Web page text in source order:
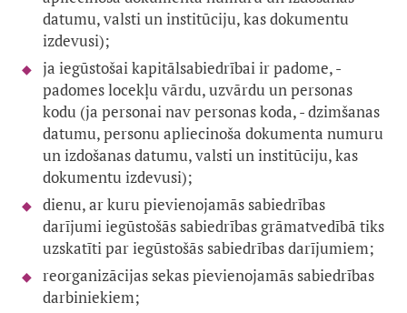
datumu, valsti un institūciju, kas dokumentu
izdevusi);
ja iegūstošai kapitālsabiedrībai ir padome, -
padomes locekļu vārdu, uzvārdu un personas
kodu (ja personai nav personas koda, - dzimšanas
datumu, personu apliecinoša dokumenta numuru
un izdošanas datumu, valsti un institūciju, kas
dokumentu izdevusi);
dienu, ar kuru pievienojamās sabiedrības
darījumi iegūstošās sabiedrības grāmatvedībā tiks
uzskatīti par iegūstošās sabiedrības darījumiem;
reorganizācijas sekas pievienojamās sabiedrības
darbiniekiem;